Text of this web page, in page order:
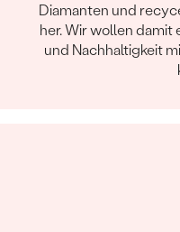
Diamanten und
her. Wir wollen damit
und Nachhaltigkeit